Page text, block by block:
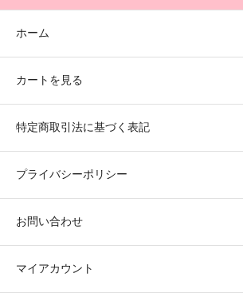
ホーム
カートを見る
特定商取引法に基づく表記
プライバシーポリシー
お問い合わせ
マイアカウント